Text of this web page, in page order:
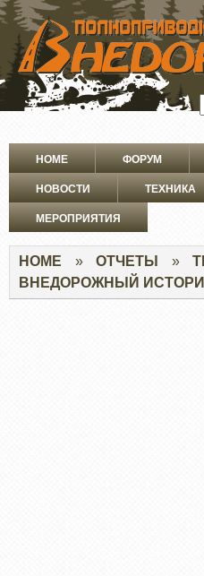
ПЕРЕЙТИ
ОСНОВНОМУ
СОДЕРЖАНИЮ
Основная
навигация
HOME ФОРУМ
НОВОСТИ ТЕХНИКА
МЕРОПРИЯТИЯ
Строка
навигации
HOME ОТЧЕТЫ
ВНЕДОРОЖНЫЙ